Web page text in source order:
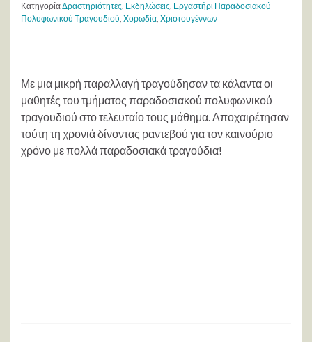
ΚατηγορίαΔραστηριότητες, Εκδηλώσεις, Εργαστήρι Παραδοσιακού
Πολυφωνικού Τραγουδιού, Χορωδία, Χριστουγέννων
Με μια μικρή παραλλαγή τραγούδησαν τα κάλαντα οι
μαθητές του τμήματος παραδοσιακού πολυφωνικού
τραγουδιού στο τελευταίο τους μάθημα. Αποχαιρέτησαν
τούτη τη χρονιά δίνοντας ραντεβού για τον καινούριο
χρόνο με πολλά παραδοσιακά τραγούδια!